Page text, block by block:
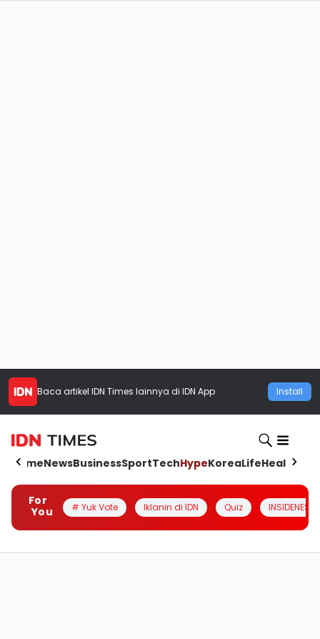
Baca artikel IDN Times lainnya di IDN App Install
HomeNewsBusinessSportTechHypeKoreaLifeHealth
For
You
# Yuk Vote Iklanin di IDN Quiz INSIDENESIA